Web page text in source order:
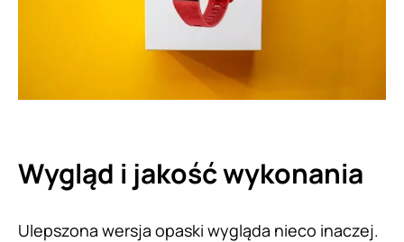
Wygląd i jakość wykonania
Ulepszona wersja opaski wygląda nieco inaczej.